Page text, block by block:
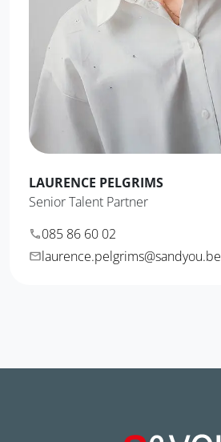
LAURENCE PELGRIMS
Senior Talent Partner
085 86 60 02
laurence.pelgrims@sandyou.be